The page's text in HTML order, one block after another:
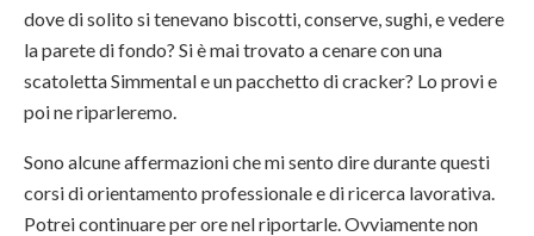
dove di solito si tenevano biscotti, conserve, sughi, e vedere
la parete di fondo? Si è mai trovato a cenare con una
scatoletta Simmental e un pacchetto di cracker? Lo provi e
poi ne riparleremo.
Sono alcune affermazioni che mi sento dire durante questi
corsi di orientamento professionale e di ricerca lavorativa.
Potrei continuare per ore nel riportarle. Ovviamente non